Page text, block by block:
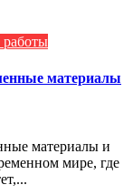
работы
материалы
материалы и
мире, где